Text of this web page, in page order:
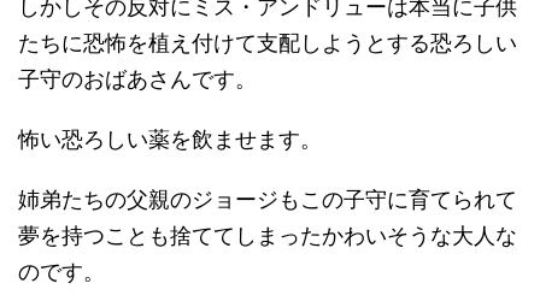
たちに恐怖を植え付けて支配しようとする恐ろしい
子守のおばあさんです。
怖い恐ろしい薬を飲ませます。
姉弟たちの父親のジョージもこの子守に育てられて
夢を持つことも捨ててしまったかわいそうな大人な
のです。